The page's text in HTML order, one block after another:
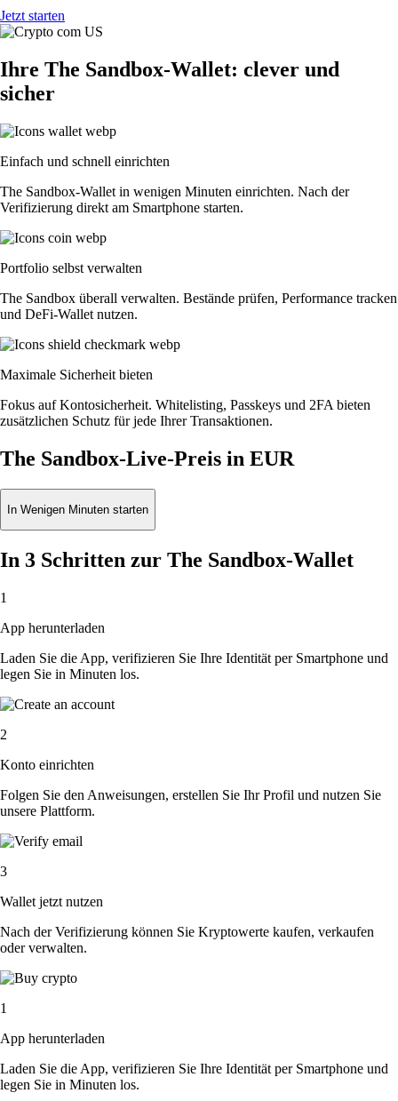
Jetzt starten
Ihre The Sandbox-Wallet: clever und
sicher
Einfach und schnell einrichten
The Sandbox-Wallet in wenigen Minuten einrichten. Nach der
Verifizierung direkt am Smartphone starten.
Portfolio selbst verwalten
The Sandbox überall verwalten. Bestände prüfen, Performance tracken
und DeFi-Wallet nutzen.
Maximale Sicherheit bieten
Fokus auf Kontosicherheit. Whitelisting, Passkeys und 2FA bieten
zusätzlichen Schutz für jede Ihrer Transaktionen.
The Sandbox-Live-Preis in EUR
In Wenigen Minuten starten
In 3 Schritten zur The Sandbox-Wallet
1
App herunterladen
Laden Sie die App, verifizieren Sie Ihre Identität per Smartphone und
legen Sie in Minuten los.
2
Konto einrichten
Folgen Sie den Anweisungen, erstellen Sie Ihr Profil und nutzen Sie
unsere Plattform.
3
Wallet jetzt nutzen
Nach der Verifizierung können Sie Kryptowerte kaufen, verkaufen
oder verwalten.
1
App herunterladen
Laden Sie die App, verifizieren Sie Ihre Identität per Smartphone und
legen Sie in Minuten los.